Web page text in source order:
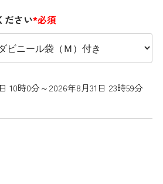
ださい*必須
10時0分～2026年8月31日 23時59分